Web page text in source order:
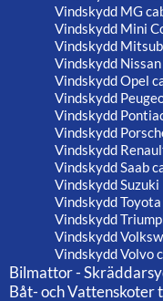
Vindskydd MG
Vindskydd Mini
Vindskydd
Vindskydd Nissan
Vindskydd Opel
Vindskydd
Vindskydd
Vindskydd
Vindskydd
Vindskydd Saab
Vindskydd Suzuki
Vindskydd Toyota
Vindskydd
Vindskydd
Vindskydd Volvo
Bilmattor -
Båt- och Vattenskoter